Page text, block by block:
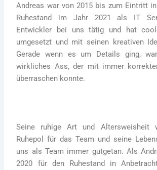
Andreas war von 2015 bis zum Eintritt
Ruhestand im Jahr 2021 als IT
Entwickler bei uns tätig und hat
umgesetzt und mit seinen kreativen
Gerade wenn es um Details ging,
wirkliches Ass, der mit immer
überraschen konnte.
Seine ruhige Art und Altersweisheit
Ruhepol für das Team und seine
uns als Team immer gutgetan. Als
2020 für den Ruhestand in